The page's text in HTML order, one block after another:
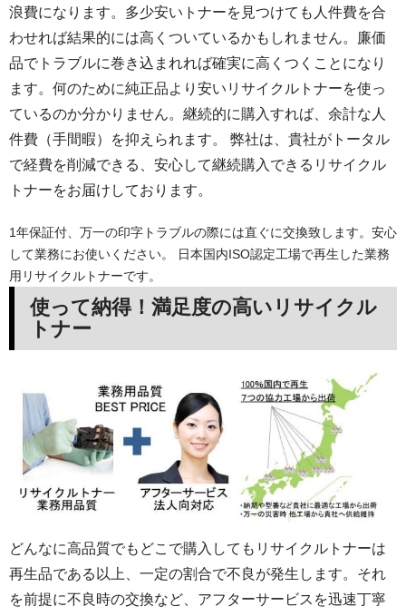
浪費になります。多少安いトナーを見つけても人件費を合
わせれば結果的には高くついているかもしれません。廉価
品でトラブルに巻き込まれれば確実に高くつくことになり
ます。何のために純正品より安いリサイクルトナーを使っ
ているのか分かりません。継続的に購入すれば、余計な人
件費（手間暇）を抑えられます。 弊社は、貴社がトータル
で経費を削減できる、安心して継続購入できるリサイクル
トナーをお届けしております。
1年保証付、万一の印字トラブルの際には直ぐに交換致します。安心
して業務にお使いください。 日本国内ISO認定工場で再生した業務
用リサイクルトナーです。
使って納得！満足度の高いリサイクル
トナー
どんなに高品質でもどこで購入してもリサイクルトナーは
再生品である以上、一定の割合で不良が発生します。それ
を前提に不良時の交換など、アフターサービスを迅速丁寧